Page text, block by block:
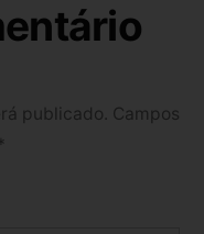
publicado. Campos